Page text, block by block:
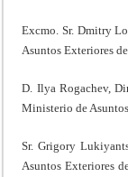
Excmo. Sr. Dmitry
Asuntos Exteriores
D. Ilya Rogachev,
Ministerio de
Sr. Grigory
Asuntos Exteriores